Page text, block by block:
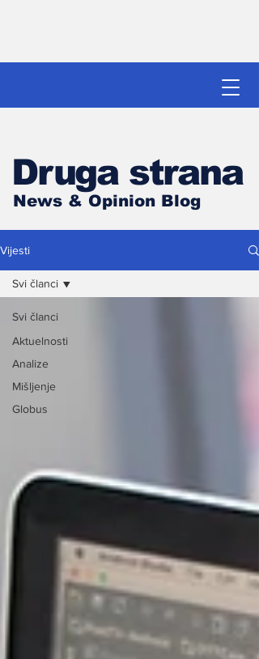
Druga strana
News & Opinion Blog
Vijesti
Svi članci
Aktuelnosti
Analize
Mišljenje
Globus
Svi članci